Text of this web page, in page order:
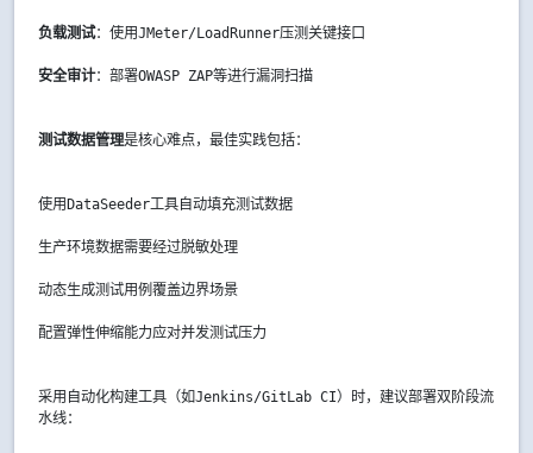
负载测试：使用JMeter/LoadRunner压测关键接口
安全审计：部署OWASP ZAP等进行漏洞扫描
测试数据管理是核心难点，最佳实践包括：
使用DataSeeder工具自动填充测试数据
生产环境数据需要经过脱敏处理
动态生成测试用例覆盖边界场景
配置弹性伸缩能力应对并发测试压力
采用自动化构建工具（如Jenkins/GitLab CI）时，建议部署双阶段流
水线：